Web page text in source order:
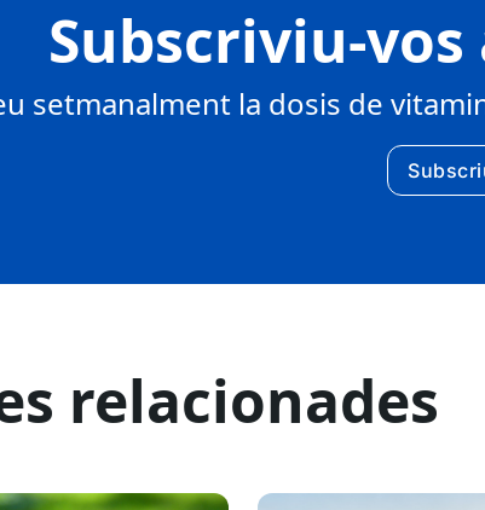
Subscriviu-
setmanalment la dosis de
relacionades